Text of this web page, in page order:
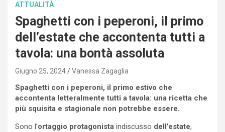
ATTUALITÀ
Spaghetti con i peperoni, il primo
dell’estate che accontenta tutti a
tavola: una bontà assoluta
Giugno 25, 2024 Vanessa Zagaglia
Spaghetti con i peperoni, il primo estivo che
accontenta letteralmente tutti a tavola: una ricetta che
più squisita e stagionale non potrebbe essere.
Sono l’ortaggio protagonista indiscusso dell’estate,